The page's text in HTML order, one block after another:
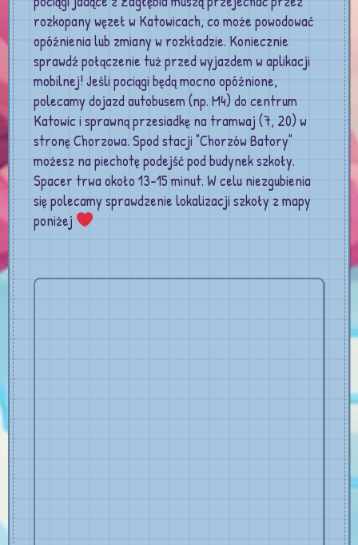
rozkopany węzeł w Katowicach, co może powodować
opóźnienia lub zmiany w rozkładzie. Koniecznie
sprawdź połączenie tuż przed wyjazdem w aplikacji
mobilnej! Jeśli pociągi będą mocno opóźnione,
polecamy dojazd autobusem (np. M4) do centrum
Katowic i sprawną przesiadkę na tramwaj (7, 20) w
stronę Chorzowa. Spod stacji "Chorzów Batory"
możesz na piechotę podejść pod budynek szkoły.
Spacer trwa około 13-15 minut. W celu niezgubienia
się polecamy sprawdzenie lokalizacji szkoły z mapy
poniżej